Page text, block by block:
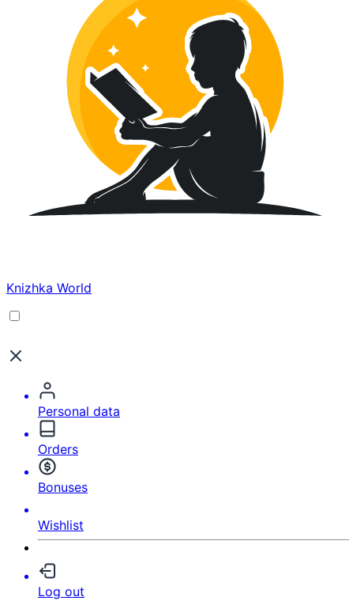
Knizhka World
Personal data
Orders
Bonuses
Wishlist
Log out